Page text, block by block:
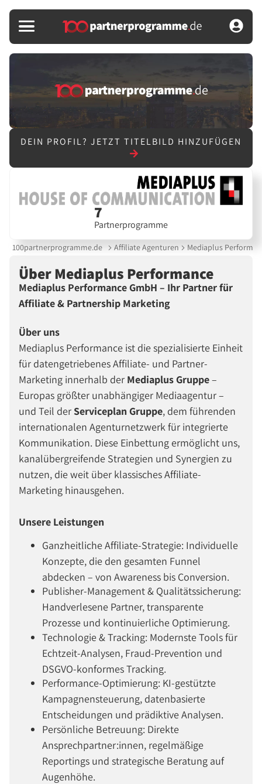
DEIN PROFIL? JETZT TITELBILD HINZUFÜGEN
7
Partnerprogramme
100partnerprogramme.de Affiliate Agenturen Mediaplus
Über Mediaplus Performance
Mediaplus Performance GmbH – Ihr Partner für
Affiliate & Partnership Marketing
Über uns
Mediaplus Performance ist die spezialisierte Einheit
für datengetriebenes Affiliate- und Partner-
Marketing innerhalb der Mediaplus Gruppe–
Europas größter unabhängiger Mediaagentur –
und Teil derServiceplan Gruppe, dem führenden
internationalen Agenturnetzwerk für integrierte
Kommunikation. Diese Einbettung ermöglicht uns,
kanalübergreifende Strategien und Synergien zu
nutzen, die weit über klassisches Affiliate-
Marketing hinausgehen.
Unsere Leistungen
Ganzheitliche Affiliate-Strategie: Individuelle
Konzepte, die den gesamten Funnel
abdecken – von Awareness bis Conversion.
Publisher-Management & Qualitätssicherung:
Handverlesene Partner, transparente
Prozesse und kontinuierliche Optimierung.
Technologie & Tracking: Modernste Tools für
Echtzeit-Analysen, Fraud-Prevention und
DSGVO-konformes Tracking.
Performance-Optimierung: KI-gestützte
Kampagnensteuerung, datenbasierte
Entscheidungen und prädiktive Analysen.
Persönliche Betreuung: Direkte
Ansprechpartner:innen, regelmäßige
Reportings und strategische Beratung auf
Augenhöhe.